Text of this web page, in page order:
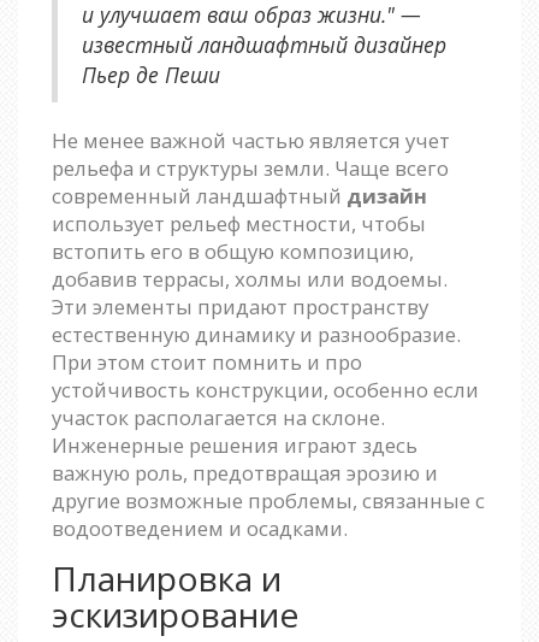
и улучшает ваш образ жизни." —
известный ландшафтный дизайнер
Пьер де Пеши
Не менее важной частью является учет
рельефа и структуры земли. Чаще всего
современный ландшафтный дизайн
использует рельеф местности, чтобы
встопить его в общую композицию,
добавив террасы, холмы или водоемы.
Эти элементы придают пространству
естественную динамику и разнообразие.
При этом стоит помнить и про
устойчивость конструкции, особенно если
участок располагается на склоне.
Инженерные решения играют здесь
важную роль, предотвращая эрозию и
другие возможные проблемы, связанные с
водоотведением и осадками.
Планировка и
эскизирование